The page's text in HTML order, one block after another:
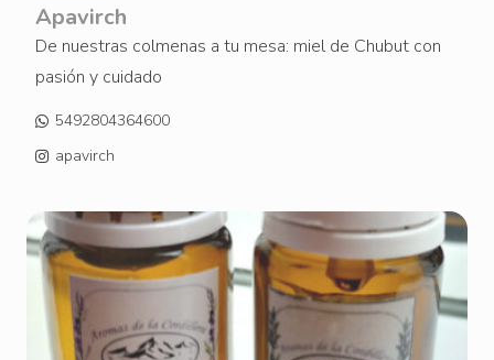
Apavirch
De nuestras colmenas a tu mesa: miel de Chubut con
pasión y cuidado
5492804364600
apavirch